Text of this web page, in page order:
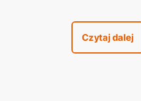
przy ulicy
Czytaj dalej